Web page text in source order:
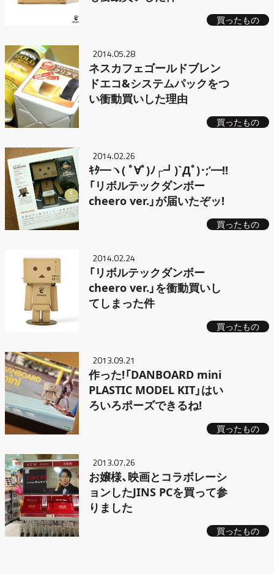
買ったもの
2014.05.28
ネスカフェゴールドブレン
ドエコ&システムパックをつ
い衝動買いした理由
買ったもの
2014.02.26
ｷﾀ━ヽ( ﾟ∀ﾟ)ﾉ┌┛)`Дﾟ)･;’━!!
「リボルテックダンボー
cheero ver.」が届いたぞッ!
買ったもの
2014.02.24
「リボルテックダンボー
cheero ver.」を衝動買いし
てしまった件
買ったもの
2013.09.21
作った!「DANBOARD mini
PLASTIC MODEL KIT」はい
ろいろポーズできるね!
買ったもの
2013.07.26
お嬢様、映画とコラボレーシ
ョンしたJINS PCを買って参
りました
買ったもの